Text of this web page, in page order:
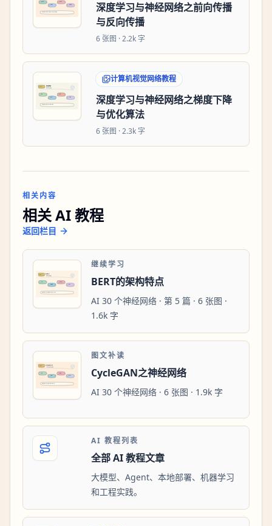
深度学习与神经网络之前向传播
与反向传播
6 张图 ·2.2k 字
计算机视觉网络教程
深度学习与神经网络之梯度下降
与优化算法
6 张图 ·2.3k 字
相关内容
相关 AI 教程
返回栏目
继续学习
BERT的架构特点
AI 30 个神经网络 · 第 5 篇 · 6 张图 ·
1.6k 字
图文补读
CycleGAN之神经网络
AI 30 个神经网络 · 6 张图 · 1.9k 字
AI 教程列表
全部 AI 教程文章
大模型、Agent、本地部署、机器学习
和工程实践。